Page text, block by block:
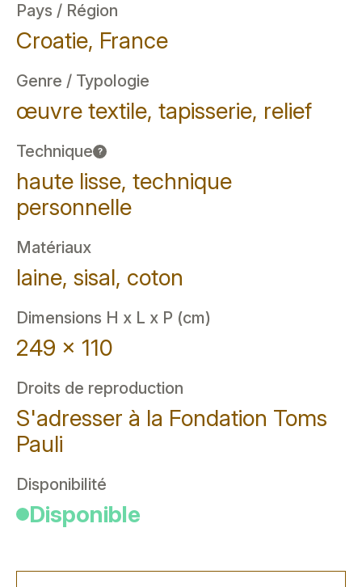
Pays / Région
Croatie, France
Genre / Typologie
œuvre textile, tapisserie, relief
Technique ?
haute lisse, technique
personnelle
Matériaux
laine, sisal, coton
Dimensions H x L x P (cm)
249 x 110
Droits de reproduction
S'adresser à la Fondation Toms
Pauli
Disponibilité
Disponible